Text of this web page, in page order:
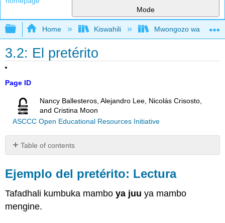
Mode
Expand/collapse global hierarchy
Home Kiswahili Mwongozo wa
3.2: El pretérito
Page ID
Nancy Ballesteros, Alejandro Lee, Nicolás Crisosto,
and Cristina Moon
ASCCC Open Educational Resources Initiative
Table of contents
pretérito:
Lectura
(Algunos
Ejemplo del pretérito: Lectura
Tafadhali kumbuka mamboya juu ya mambo
mengine.